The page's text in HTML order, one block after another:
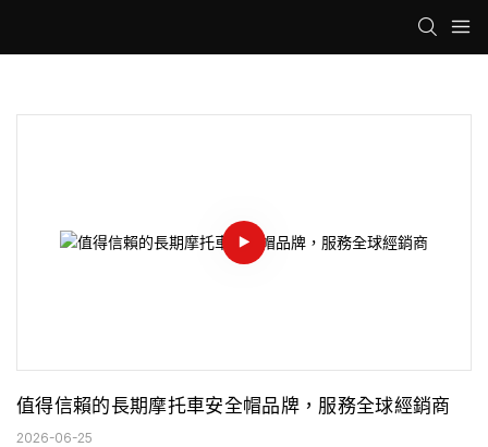
值得信賴的長期摩托車安全帽品牌，服務全球經銷商
2026-06-25